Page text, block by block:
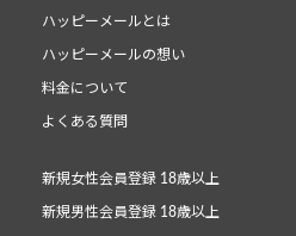
ハッピーメールとは
ハッピーメールの想い
料金について
よくある質問
新規女性会員登録 18歳以上
新規男性会員登録 18歳以上